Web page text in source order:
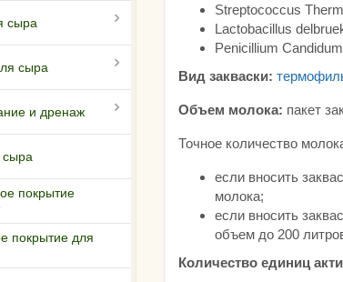
сыра
сыра
и дренаж
сыра
покрытие
покрытие для
Streptococcus
Lactobacillus
Penicillium
Вид закваски:
Объем молока: пакет
Точное количество
если вносить
молока;
если вносить
объем до 200
Количество единиц